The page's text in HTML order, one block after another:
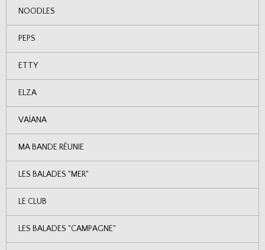
NOODLES
PEPS
ETTY
ELZA
VAÏANA
MA BANDE RÉUNIE
LES BALADES "MER"
LE CLUB
LES BALADES "CAMPAGNE"